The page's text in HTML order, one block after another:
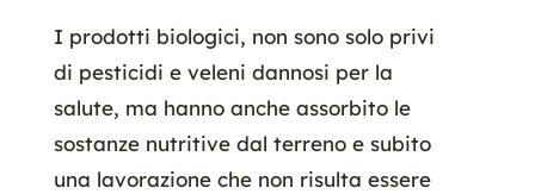
I prodotti biologici, non sono solo privi
di pesticidi e veleni dannosi per la
salute, ma hanno anche assorbito le
sostanze nutritive dal terreno e subito
una lavorazione che non risulta essere